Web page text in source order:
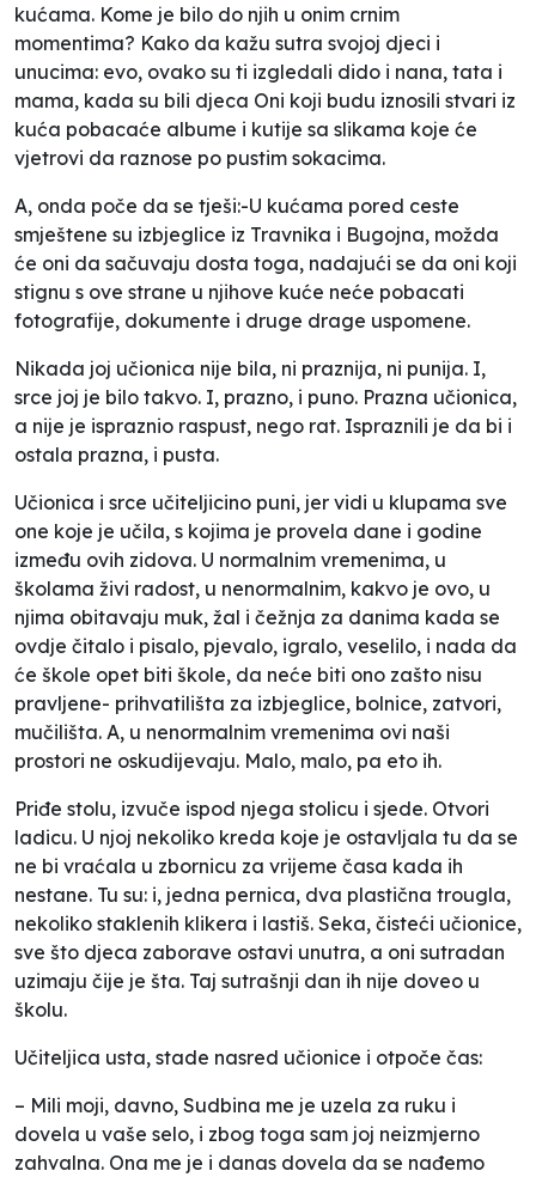
kućama. Kome je bilo do njih u onim crnim
momentima? Kako da kažu sutra svojoj djeci i
unucima: evo, ovako su ti izgledali dido i nana, tata i
mama, kada su bili djeca Oni koji budu iznosili stvari iz
kuća pobacaće albume i kutije sa slikama koje će
vjetrovi da raznose po pustim sokacima.
A, onda poče da se tješi:-U kućama pored ceste
smještene su izbjeglice iz Travnika i Bugojna, možda
će oni da sačuvaju dosta toga, nadajući se da oni koji
stignu s ove strane u njihove kuće neće pobacati
fotografije, dokumente i druge drage uspomene.
Nikada joj učionica nije bila, ni praznija, ni punija. I,
srce joj je bilo takvo. I, prazno, i puno. Prazna učionica,
a nije je ispraznio raspust, nego rat. Ispraznili je da bi i
ostala prazna, i pusta.
Učionica i srce učiteljicino puni, jer vidi u klupama sve
one koje je učila, s kojima je provela dane i godine
između ovih zidova. U normalnim vremenima, u
školama živi radost, u nenormalnim, kakvo je ovo, u
njima obitavaju muk, žal i čežnja za danima kada se
ovdje čitalo i pisalo, pjevalo, igralo, veselilo, i nada da
će škole opet biti škole, da neće biti ono zašto nisu
pravljene- prihvatilišta za izbjeglice, bolnice, zatvori,
mučilišta. A, u nenormalnim vremenima ovi naši
prostori ne oskudijevaju. Malo, malo, pa eto ih.
Priđe stolu, izvuče ispod njega stolicu i sjede. Otvori
ladicu. U njoj nekoliko kreda koje je ostavljala tu da se
ne bi vraćala u zbornicu za vrijeme časa kada ih
nestane. Tu su: i, jedna pernica, dva plastična trougla,
nekoliko staklenih klikera i lastiš. Seka, čisteći učionice,
sve što djeca zaborave ostavi unutra, a oni sutradan
uzimaju čije je šta. Taj sutrašnji dan ih nije doveo u
školu.
Učiteljica usta, stade nasred učionice i otpoče čas:
– Mili moji, davno, Sudbina me je uzela za ruku i
dovela u vaše selo, i zbog toga sam joj neizmjerno
zahvalna. Ona me je i danas dovela da se nađemo